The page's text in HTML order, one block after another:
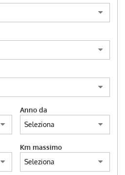
Anno da
Km massimo